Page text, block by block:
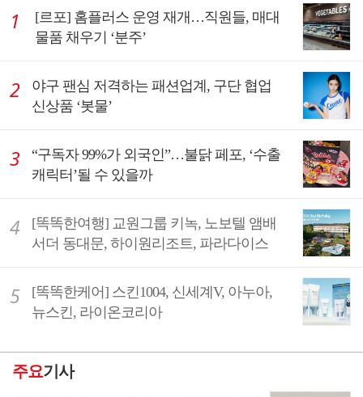
[르포] 홈플러스 운영 재개…직원들, 매대
물품 채우기 ‘분주’
야구 팬심 저격하는 패션업계, 구단 협업
신상품 ‘봇물’
“구독자 99%가 외국인”…불닭 페포, ‘수출
캐릭터’될 수 있을까
[똑똑한여행] 교원그룹 키녹, 노보텔 앰배
서더 동대문, 하이원리조트, 파라다이스
[똑똑한케어] 스킨1004, 신세계V, 아누아,
뉴스킨, 라이온코리아
주요기사